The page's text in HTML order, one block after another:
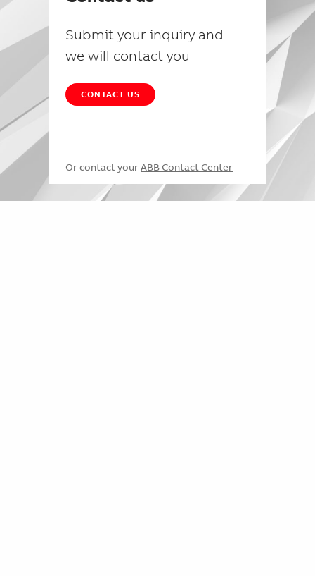
Submit your inquiry and
we will contact you
CONTACT US
Or contact your ABB Contact Center